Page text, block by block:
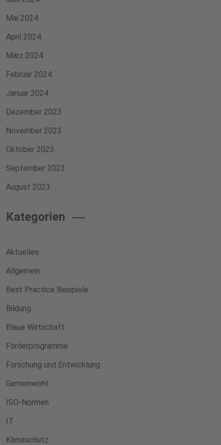
Mai 2024
April 2024
März 2024
Februar 2024
Januar 2024
Dezember 2023
November 2023
Oktober 2023
September 2023
August 2023
Kategorien
Aktuelles
Allgemein
Best Practice Beispiele
Bildung
Blaue Wirtschaft
Förderprogramme
Forschung und Entwicklung
Gemeinwohl
ISO-Normen
IT
Klimaschutz